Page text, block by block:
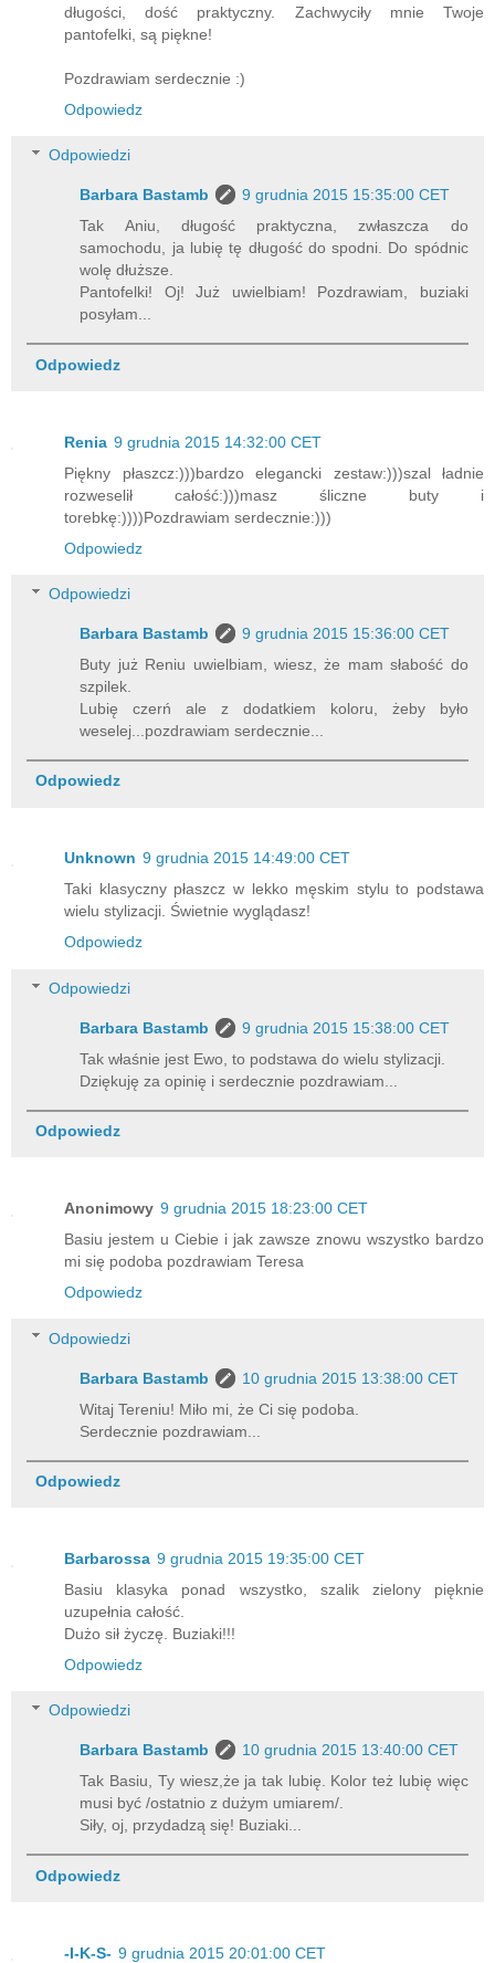
długości, dość praktyczny. Zachwyciły mnie Twoje
pantofelki, są piękne!
Pozdrawiam serdecznie :)
Odpowiedz
Odpowiedzi
Barbara Bastamb
9 grudnia 2015 15:35:00 CET
Tak Aniu, długość praktyczna, zwłaszcza do
samochodu, ja lubię tę długość do spodni. Do spódnic
wolę dłuższe.
Pantofelki! Oj! Już uwielbiam! Pozdrawiam, buziaki
posyłam...
Odpowiedz
Renia 9 grudnia 2015 14:32:00 CET
Piękny płaszcz:)))bardzo elegancki zestaw:)))szal ładnie
rozweselił całość:)))masz śliczne buty i
torebkę:))))Pozdrawiam serdecznie:)))
Odpowiedz
Odpowiedzi
Barbara Bastamb
9 grudnia 2015 15:36:00 CET
Buty już Reniu uwielbiam, wiesz, że mam słabość do
szpilek.
Lubię czerń ale z dodatkiem koloru, żeby było
weselej...pozdrawiam serdecznie...
Odpowiedz
Unknown 9 grudnia 2015 14:49:00 CET
Taki klasyczny płaszcz w lekko męskim stylu to podstawa
wielu stylizacji. Świetnie wyglądasz!
Odpowiedz
Odpowiedzi
Barbara Bastamb
9 grudnia 2015 15:38:00 CET
Tak właśnie jest Ewo, to podstawa do wielu stylizacji.
Dziękuję za opinię i serdecznie pozdrawiam...
Odpowiedz
Anonimowy 9 grudnia 2015 18:23:00 CET
Basiu jestem u Ciebie i jak zawsze znowu wszystko bardzo
mi się podoba pozdrawiam Teresa
Odpowiedz
Odpowiedzi
Barbara Bastamb
10 grudnia 2015 13:38:00 CET
Witaj Tereniu! Miło mi, że Ci się podoba.
Serdecznie pozdrawiam...
Odpowiedz
Barbarossa 9 grudnia 2015 19:35:00 CET
Basiu klasyka ponad wszystko, szalik zielony pięknie
uzupełnia całość.
Dużo sił życzę. Buziaki!!!
Odpowiedz
Odpowiedzi
Barbara Bastamb
10 grudnia 2015 13:40:00 CET
Tak Basiu, Ty wiesz,że ja tak lubię. Kolor też lubię więc
musi być /ostatnio z dużym umiarem/.
Siły, oj, przydadzą się! Buziaki...
Odpowiedz
-I-K-S- 9 grudnia 2015 20:01:00 CET